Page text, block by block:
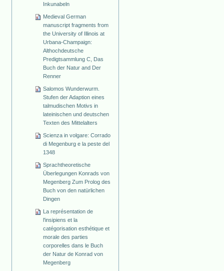
Inkunabeln
Medieval German
manuscript fragments from
the University of Illinois at
Urbana-Champaign:
Althochdeutsche
Predigtsammlung C, Das
Buch der Natur and Der
Renner
Salomos Wunderwurm.
Stufen der Adaption eines
talmudischen Motivs in
lateinischen und deutschen
Texten des Mittelalters
Scienza in volgare: Corrado
di Megenburg e la peste del
1348
Sprachtheoretische
Überlegungen Konrads von
Megenberg Zum Prolog des
Buch von den natürlichen
Dingen
La représentation de
l'insipiens et la
catégorisation esthétique et
morale des parties
corporelles dans le Buch
der Natur de Konrad von
Megenberg